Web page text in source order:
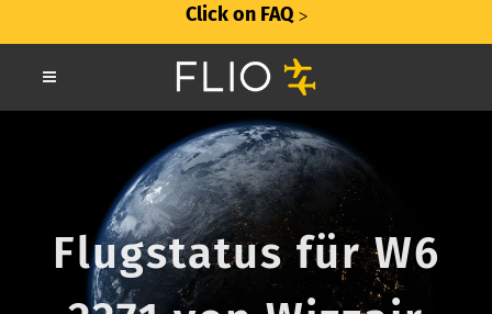
Click on FAQ ᐳ
Flugstatus für W6